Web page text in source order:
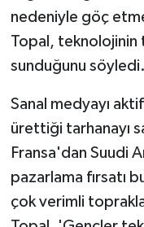
nedeniyle göç
Topal, teknolojinin
sunduğunu söyledi.
Sanal medyayı
ürettiği tarhanayı
Fransa'dan Suudi
pazarlama fırsatı
çok verimli